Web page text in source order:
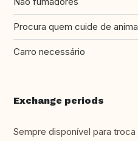
Procura quem cuide de
Carro necessário
Exchange periods
Sempre disponível para troca